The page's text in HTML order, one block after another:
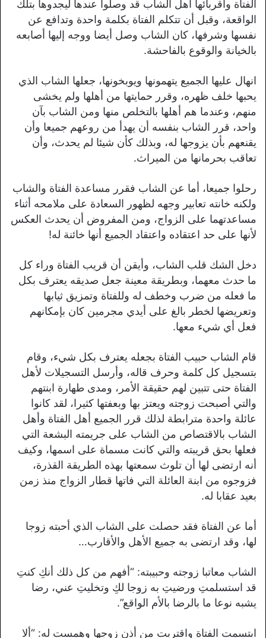
الفتاة وأقربائها أهل الشاب قد وصلوا عندها ليجدوها بتلك
الواقعة، وقبل أن تتكلم الفتاة بكلمة واحدة وتدافع عن
نفسها وشرفها، كان الشاب وصل أيضا ووجه إليها أصابعه
بالخيانة والوقوع بالفاحشة.
انهال عليها الجميع يتهمونها ويوبخونها، جعلها الشاب الذي
يحبها خلف ظهره، وقرر حمايتها من أهلها ولم يخشى
منهم، وعندما هم أهلها بالتخلص منها ومن الشاب بآن
واحد، قرر الشاب بنفسه أن يهدأ من روعهم جميعا وأن
يقنعهم بأن يزوجها له، وبذلك كأن شيئا لم يحدث، وأن
تعاقب بحرمانها من الميراث.
رحلوا جميعا، أما عن الشاب فقرر مساعدة الفتاة والشاب
ولكنه خانته تعابير وجهه لظهور السعادة على ملامحه أثناء
مساعدتهما على الزواج، ومن المفروض أن يحدث العكس
لأنها على حد اعتقاده واعتقاد الجميع أنها خائنة له!
دخل الشك قلب الشاب، وأيقن أن قريب الفتاة وراء كل
ما حدث معهما، وبطريقة معينة جعل صديقه يعترف بكل
ما فعله من ضرب وخطف له وللفتاة وتمزيق ثيابها
وتعريضها لخطر بالغ على أيدي مجرمين كان بإمكانهم
فعل أي شيء معها.
قام الشاب حبيب الفتاة بجعله يعترف بكل شيء، وقام
بتسجيل كل كلمة وحرف قاله، وأرسل التسجيلات لأهل
الفتاة حتى تتبين لهم حقيقة الأمر، ومدى طهارة ابنتهم
والتي أصبحت زوجته ويعتز بها وبعفتها كثيرا، لقد كانوا
عائلة واحدة مترابطة لذلك قرر الجميع أهل الفتاة وأهل
الشاب بالاقتصاص من الشاب على جريمته البشعة التي
فعلها بحق قريبته والتي كانت مسماة على اسمها، وكيف
أنه ارتضى لها أن تلوث سمعتها بهذه الطريقة القذرة،
فزوجوه من ابنة العائلة التي فاتها قطار الزواج منذ زمن
بعيد عقابا له.
أما عن الفتاة فقد حصلت على الشاب الذي أحبته زوجا
لها، وقد ارتضى به جميع الأهل والأقارب…
الشاب معاتبا زوجته وحبيبته: “أفهم من كل ذلك أنكِ كنتِ
قد استسلمتِ ورضيتِ به زوجا لكِ وتخليتِ عني، رضا
يشبه نوعا ما بالرضا بالأم الواقع”.
ابتسمت الفتاة واقتربت من أذن زوجها وهمست له: “ألا